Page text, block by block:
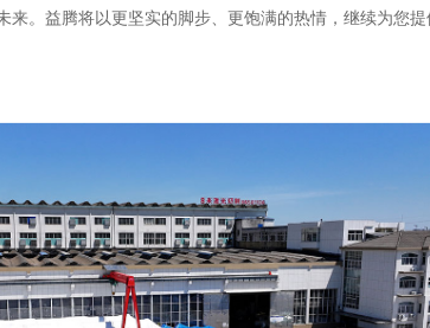
益腾将以更坚实的脚步、更饱满的热情，继续为您提